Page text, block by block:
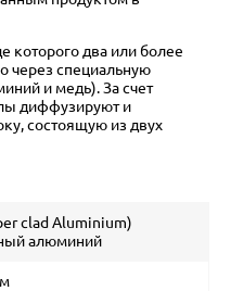
которого два или более
через специальную
и медь). За счет
диффузируют и
состоящую из двух
clad Aluminium)
алюминий